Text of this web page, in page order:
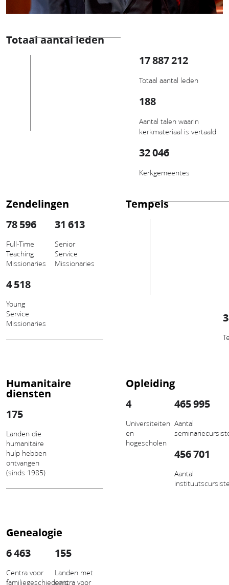
Totaal aantal leden
17 887 212
Totaal aantal leden
188
Aantal talen waarin
kerkmateriaal is vertaald
32 046
Kerkgemeentes
Zendelingen
78 596
Full-Time
Teaching
Missionaries
31 613
Senior
Service
Missionaries
4 518
Young
Service
Missionaries
Tempels
Humanitaire
diensten
175
Landen die
humanitaire
hulp hebben
ontvangen
(sinds 1985)
Opleiding
4
Universiteiten
en
hogescholen
465 995
Aantal
456 701
Aantal
Genealogie
6 463
Centra voor
familiegeschiedenis
155
Landen met
centra voor